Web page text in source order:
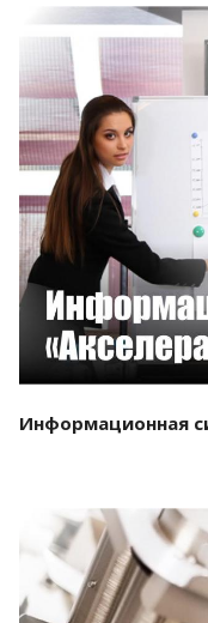
Информационная